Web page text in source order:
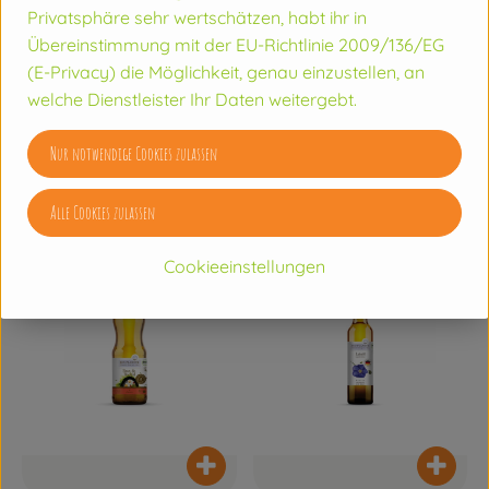
, Preis:
4,99 €/ 500ml
Rapsöl nativ
, Herkunft:
Deutschland, Referenzpreis:
9,98 €/ l
Mehrweg
Produkt zum Warenkorb hinzufügen
6,99 €/ 1l
, Referenzpreis:
6,99 €/ l
Produkt zum Warenkorb hinzufügen
, Kontrollstelle:
Produkt
Privatsphäre sehr wertschätzen, habt ihr in
Übereinstimmung mit der EU-Richtlinie 2009/136/EG
(E-Privacy) die Möglichkeit, genau einzustellen, an
welche Dienstleister Ihr Daten weitergebt.
Cookieeinstellungen
Nur notwendige Cookies zulassen
Alle Cookies zulassen